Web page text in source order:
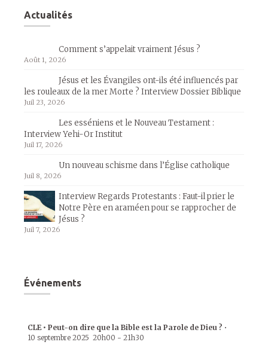
Actualités
Comment s’appelait vraiment Jésus ?
Août 1, 2026
Jésus et les Évangiles ont-ils été influencés par
les rouleaux de la mer Morte ? Interview Dossier Biblique
Juil 23, 2026
Les esséniens et le Nouveau Testament :
Interview Yehi-Or Institut
Juil 17, 2026
Un nouveau schisme dans l’Église catholique
Juil 8, 2026
Interview Regards Protestants : Faut-il prier le
Notre Père en araméen pour se rapprocher de
Jésus ?
Juil 7, 2026
Événements
CLE • Peut-on dire que la Bible est la Parole de Dieu ? •
10 septembre 2025 20h00 - 21h30